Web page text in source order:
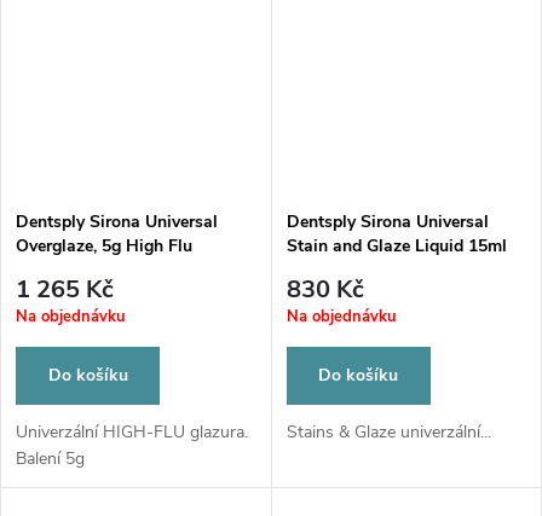
Dentsply Sirona Universal
Overglaze, 5g High Flu
1 265 Kč
Na objednávku
Do košíku
Univerzální HIGH-FLU glazura.
Balení 5g
Dentsply Sirona Universal
Stain and Glaze Liquid 15ml
830 Kč
Na objednávku
Do košíku
Stains & Glaze univerzální...